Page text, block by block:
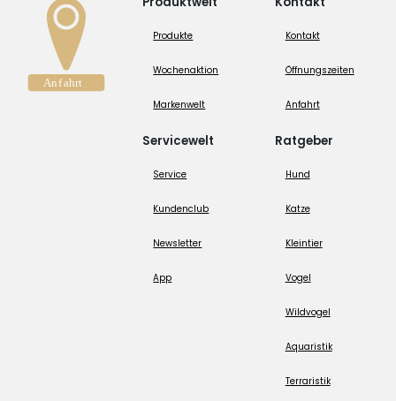
Produkte
Wochenaktion
Markenwelt
Servicewelt
Service
Kundenclub
Newsletter
App
Kontakt
Öffnungszeiten
Anfahrt
Ratgeber
Hund
Katze
Kleintier
Vogel
Wildvogel
Aquaristik
Terraristik